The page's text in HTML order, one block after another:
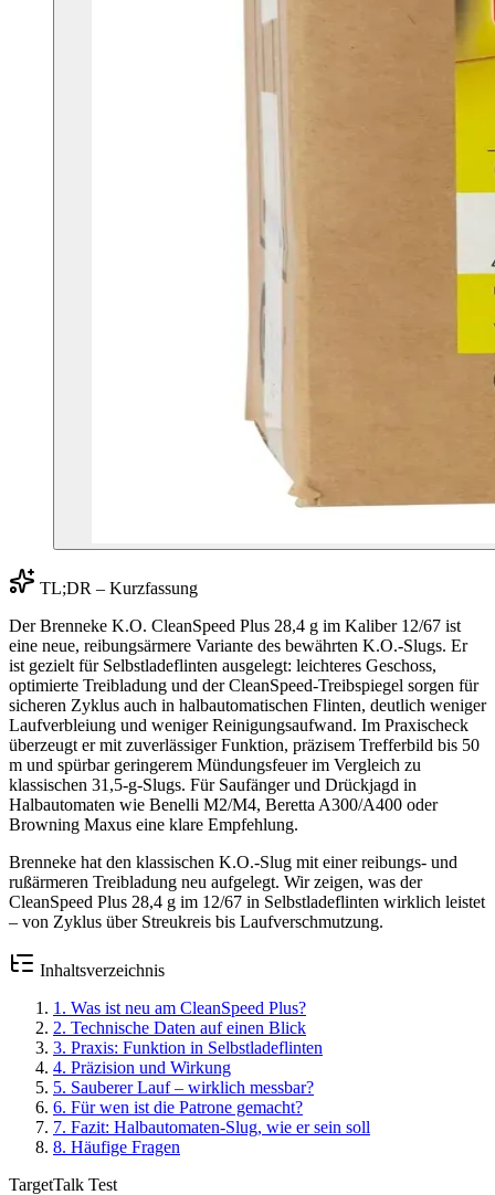
TL;DR – Kurzfassung
Der Brenneke K.O. CleanSpeed Plus 28,4 g im Kaliber 12/67 ist
eine neue, reibungsärmere Variante des bewährten K.O.-Slugs. Er
ist gezielt für Selbstladeflinten ausgelegt: leichteres Geschoss,
optimierte Treibladung und der CleanSpeed-Treibspiegel sorgen für
sicheren Zyklus auch in halbautomatischen Flinten, deutlich weniger
Laufverbleiung und weniger Reinigungsaufwand. Im Praxischeck
überzeugt er mit zuverlässiger Funktion, präzisem Trefferbild bis 50
m und spürbar geringerem Mündungsfeuer im Vergleich zu
klassischen 31,5-g-Slugs. Für Saufänger und Drückjagd in
Halbautomaten wie Benelli M2/M4, Beretta A300/A400 oder
Browning Maxus eine klare Empfehlung.
Brenneke hat den klassischen K.O.-Slug mit einer reibungs- und
rußärmeren Treibladung neu aufgelegt. Wir zeigen, was der
CleanSpeed Plus 28,4 g im 12/67 in Selbstladeflinten wirklich leistet
– von Zyklus über Streukreis bis Laufverschmutzung.
Inhaltsverzeichnis
1 . Was ist neu am CleanSpeed Plus?
2. Technische Daten auf einen Blick
3. Praxis: Funktion in Selbstladeflinten
4. Präzision und Wirkung
5. Sauberer Lauf – wirklich messbar?
6. Für wen ist die Patrone gemacht?
7. Fazit: Halbautomaten-Slug, wie er sein soll
8. Häufige Fragen
TargetTalk Test